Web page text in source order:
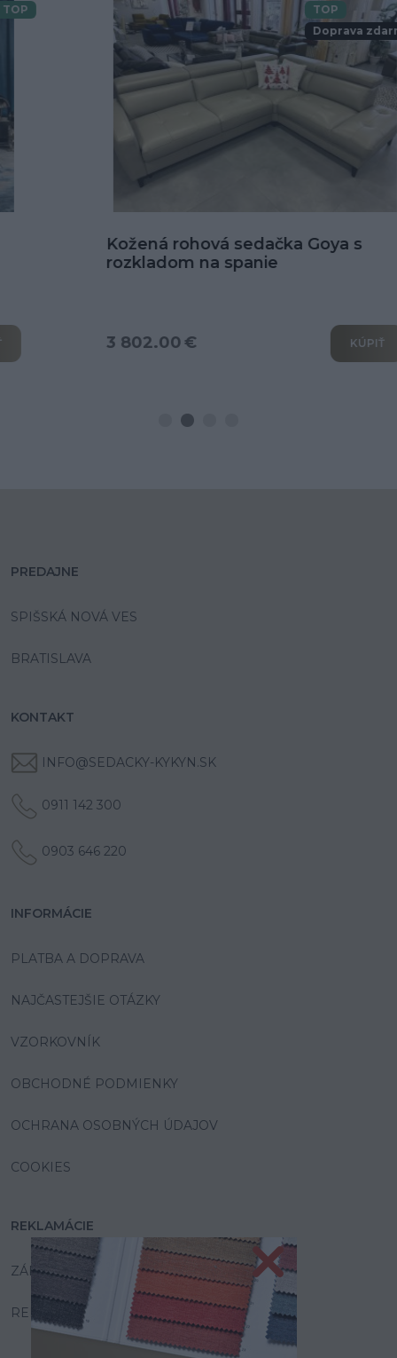
TOP
Doprava zdarma
Kožená rohová sedačka Goya s
rozkladom na spanie
3 802.00 €
PREDAJNE
SPIŠSKÁ NOVÁ VES
BRATISLAVA
KONTAKT
INFO@SEDACKY-KYKYN.SK
0911 142 300
0903 646 220
INFORMÁCIE
PLATBA A DOPRAVA
NAJČASTEJŠIE OTÁZKY
VZORKOVNÍK
OBCHODNÉ PODMIENKY
OCHRANA OSOBNÝCH ÚDAJOV
COOKIES
REKLAMÁCIE
ZÁRUKA A SERVIS
REKLAMAČNÝ PORIADOK